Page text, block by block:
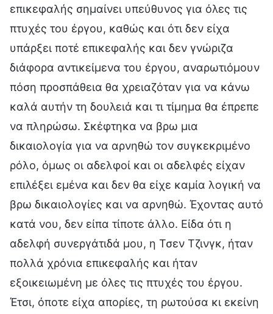
επικεφαλής σημαίνει υπεύθυνος για όλες τις
πτυχές του έργου, καθώς και ότι δεν είχα
υπάρξει ποτέ επικεφαλής και δεν γνώριζα
διάφορα αντικείμενα του έργου, αναρωτιόμουν
πόση προσπάθεια θα χρειαζόταν για να κάνω
καλά αυτήν τη δουλειά και τι τίμημα θα έπρεπε
να πληρώσω. Σκέφτηκα να βρω μια
δικαιολογία για να αρνηθώ τον συγκεκριμένο
ρόλο, όμως οι αδελφοί και οι αδελφές είχαν
επιλέξει εμένα και δεν θα είχε καμία λογική να
βρω δικαιολογίες και να αρνηθώ. Έχοντας αυτό
κατά νου, δεν είπα τίποτε άλλο. Είδα ότι η
αδελφή συνεργάτιδά μου, η Τσεν Τζινγκ, ήταν
πολλά χρόνια επικεφαλής και ήταν
εξοικειωμένη με όλες τις πτυχές του έργου.
Έτσι, όποτε είχα απορίες, τη ρωτούσα κι εκείνη